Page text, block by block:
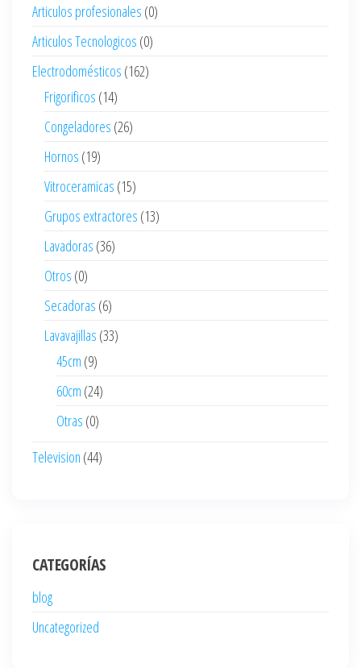
Articulos profesionales (0)
Articulos Tecnologicos (0)
Electrodomésticos (162)
Frigorificos (14)
Congeladores (26)
Hornos (19)
Vitroceramicas (15)
Grupos extractores (13)
Lavadoras (36)
Otros (0)
Secadoras (6)
Lavavajillas (33)
45cm (9)
60cm (24)
Otras (0)
Television (44)
CATEGORÍAS
blog
Uncategorized